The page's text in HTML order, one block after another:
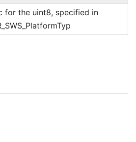
for the uint8, specified in